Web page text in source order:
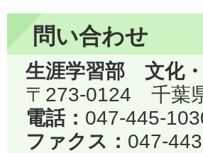
問い合わせ
生涯学習部 文化
〒273-0124 千葉
電話： 047-445-
ファクス： 047-